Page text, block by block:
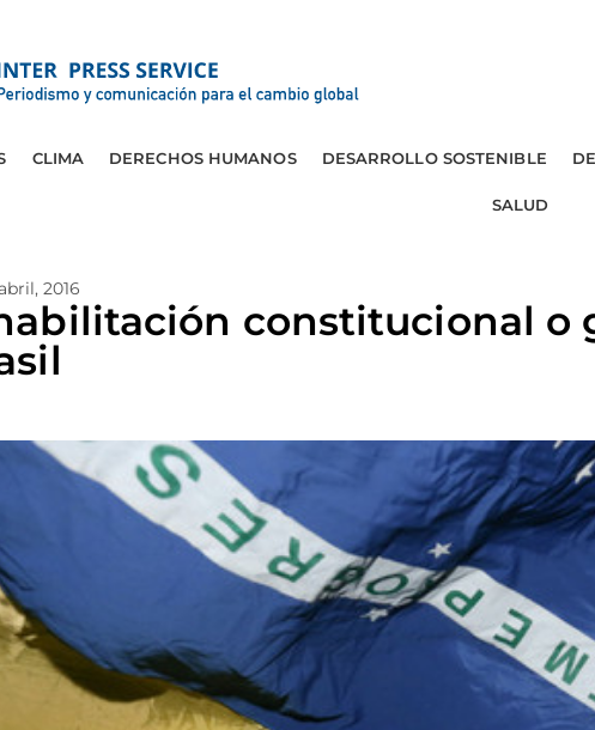
CLIMA DERECHOS HUMANOS DESARROLLO SOSTENIBLE
SALUD
2016
constitucional o